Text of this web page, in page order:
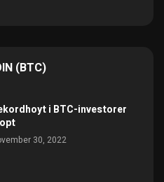
(BTC)
i BTC-investorer
30, 2022